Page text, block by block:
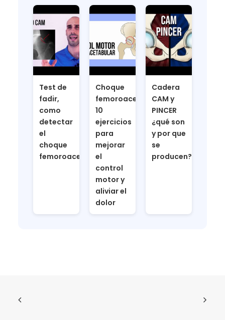
Test de
fadir,
como
detectar
el
choque
femoroacetabular
Choque
femoroacetabular,
10
ejercicios
para
mejorar
el
control
motor y
aliviar el
dolor
Cadera
CAM y
PINCER
¿qué son
y por que
se
producen?